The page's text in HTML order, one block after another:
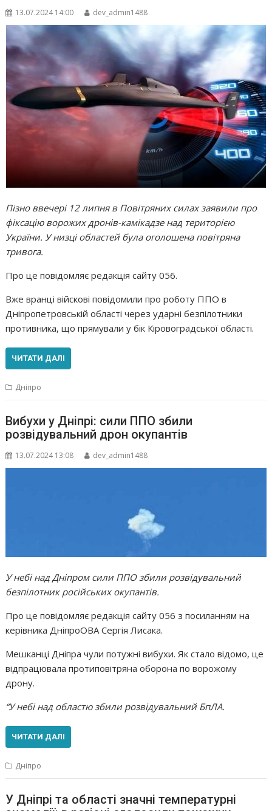
13.07.2024 14:00 dev_admin1488
Пізно ввечері 12 липня в Повітряних силах заявили про
фіксацію ворожих дронів-камікадзе над територією
України. У низці областей була оголошена повітряна
тривога.
Про це повідомляє редакція сайту 056.
Вже вранці війскові повідомили про роботу ППО в
Дніпропетровській області через ударні безпілотники
противника, що прямували у бік Кіровоградської області.
ЧИТАТИ ДАЛІ
Дніпро
Вибухи у Дніпрі: сили ППО збили
розвідувальний дрон окупантів
13.07.2024 13:08 dev_admin1488
У небі над Дніпром сили ППО збили розвідувальний
безпілотник російських окупантів.
Про це повідомляє редакція сайту 056 з посиланням на
керівника ДніпроОВА Сергія Лисака.
Мешканці Дніпра чули потужні вибухи. Як стало відомо, це
відпрацювала протиповітряна оборона по ворожому
дрону.
“У небі над областю збили розвідувальний БпЛА.
ЧИТАТИ ДАЛІ
Дніпро
У Дніпрі та області значні температурні